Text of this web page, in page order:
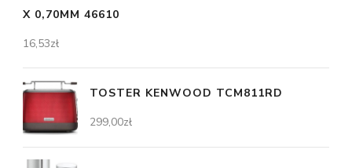
X 0,70MM 46610
16,53zł
TOSTER KENWOOD TCM811RD
299,00zł